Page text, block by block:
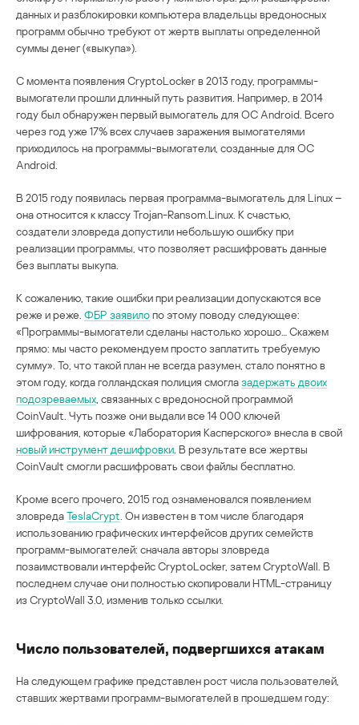
данных и разблокировки компьютера владельцы вредоносных
программ обычно требуют от жертв выплаты определенной
суммы денег («выкупа»).
С момента появления CryptoLocker в 2013 году, программы-
вымогатели прошли длинный путь развития. Например, в 2014
году был обнаружен первый вымогатель для ОС Android. Всего
через год уже 17% всех случаев заражения вымогателями
приходилось на программы-вымогатели, созданные для ОС
Android.
В 2015 году появилась первая программа-вымогатель для Linux –
она относится к классу Trojan-Ransom.Linux. К счастью,
создатели зловреда допустили небольшую ошибку при
реализации программы, что позволяет расшифровать данные
без выплаты выкупа.
К сожалению, такие ошибки при реализации допускаются все
реже и реже. ФБР заявилопо этому поводу следующее:
«Программы-вымогатели сделаны настолько хорошо… Скажем
прямо: мы часто рекомендуем просто заплатить требуемую
сумму». То, что такой план не всегда разумен, стало понятно в
этом году, когда голландская полиция смоглазадержать двоих
подозреваемых , связанных с вредоносной программой
CoinVault. Чуть позже они выдали все 14 000 ключей
шифрования, которые «Лаборатория Касперского» внесла в свой
новый инструмент дешифровки . В результате все жертвы
CoinVault смогли расшифровать свои файлы бесплатно.
Кроме всего прочего, 2015 год ознаменовался появлением
зловредаTeslaCrypt . Он известен в том числе благодаря
использованию графических интерфейсов других семейств
программ-вымогателей: сначала авторы зловреда
позаимствовали интерфейс CryptoLocker, затем CryptoWall. В
последнем случае они полностью скопировали HTML-страницу
из CryptoWall 3.0, изменив только ссылки.
Число пользователей, подвергшихся атакам
На следующем графике представлен рост числа пользователей,
ставших жертвами программ-вымогателей в прошедшем году: